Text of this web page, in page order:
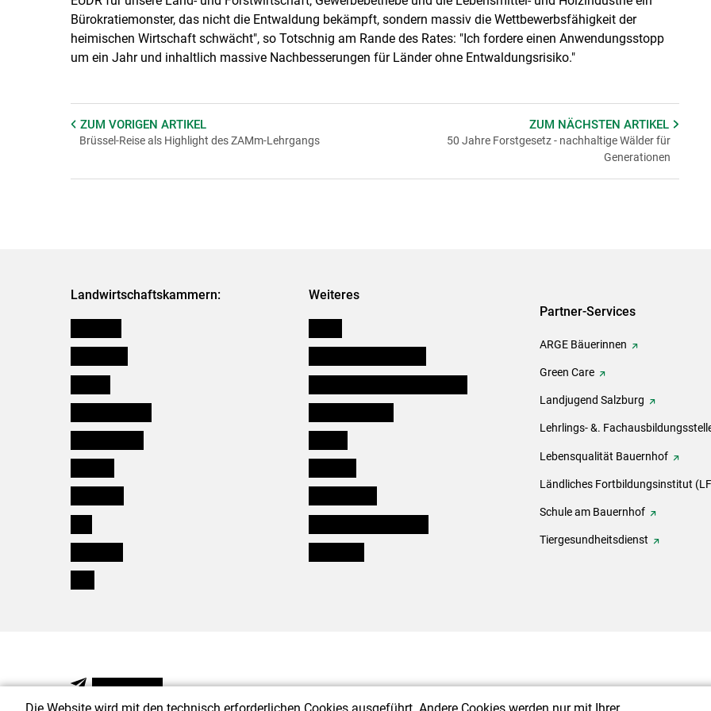
Bürokratiemonster, das nicht die Entwaldung bekämpft, sondern massiv die Wettbewerbsfähigkeit der
heimischen Wirtschaft schwächt", so Totschnig am Rande des Rates: "Ich fordere einen Anwendungsstopp
um ein Jahr und inhaltlich massive Nachbesserungen für Länder ohne Entwaldungsrisiko."
ZUM VORIGEN ARTIKEL
Brüssel-Reise als Highlight des ZAMm-Lehrgangs
ZUM NÄCHSTENARTIKEL
50 Jahre Forstgesetz - nachhaltige Wälder für
Generationen
Landwirtschaftskammern: Weiteres
Partner-Services
ARGE Bäuerinnen
Green Care
Landjugend Salzburg
Lehrlings- &.
Lebensqualität Bauernhof
Ländliches Fortbildungsinstitut
Schule am Bauernhof
Tiergesundheitsdienst
NEWSLETTER